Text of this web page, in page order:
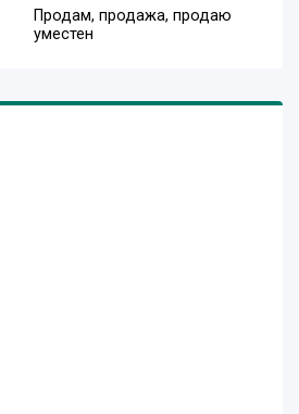
Продам, продажа, продаю
уместен